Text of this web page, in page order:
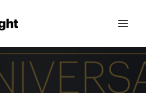
PROJETS XR